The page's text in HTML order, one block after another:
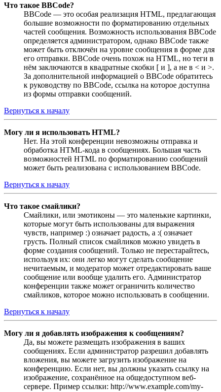
Что такое BBCode?
BBCode — это особая реализация HTML, предлагающая
большие возможности по форматированию отдельных
частей сообщения. Возможность использования BBCode
определяется администратором, однако BBCode также
может быть отключён на уровне сообщения в форме для
его отправки. BBCode очень похож на HTML, но теги в
нём заключаются в квадратные скобки [ и ], а не в < и >.
За дополнительной информацией о BBCode обратитесь
к руководству по BBCode, ссылка на которое доступна
из формы отправки сообщений.
Вернуться к началу
Могу ли я использовать HTML?
Нет. На этой конференции невозможны отправка и
обработка HTML-кода в сообщениях. Большая часть
возможностей HTML по форматированию сообщений
может быть реализована с использованием BBCode.
Вернуться к началу
Что такое смайлики?
Смайлики, или эмотиконы — это маленькие картинки,
которые могут быть использованы для выражения
чувств, например :) означает радость, а :( означает
грусть. Полный список смайликов можно увидеть в
форме создания сообщений. Только не перестарайтесь,
используя их: они легко могут сделать сообщение
нечитаемым, и модератор может отредактировать ваше
сообщение или вообще удалить его. Администратор
конференции также может ограничить количество
смайликов, которое можно использовать в сообщении.
Вернуться к началу
Могу ли я добавлять изображения к сообщениям?
Да, вы можете размещать изображения в ваших
сообщениях. Если администратор разрешил добавлять
вложения, вы можете загрузить изображение на
конференцию. Если нет, вы должны указать ссылку на
изображение, сохранённое на общедоступном веб-
сервере. Пример ссылки: http://www.example.com/my-